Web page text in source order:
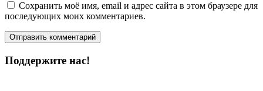
Сохранить моё имя, email и адрес сайта в этом браузере для
последующих моих комментариев.
Поддержите нас!